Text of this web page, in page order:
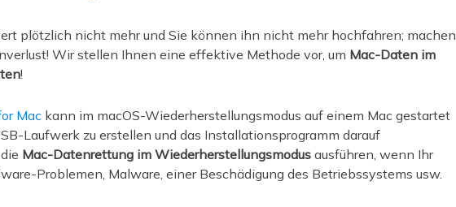
plötzlich nicht mehr und Sie können ihn nicht mehr hochfahren; machen
Wir stellen Ihnen eine effektive Methode vor, um Mac-Daten im
!
Mac kann im macOS-Wiederherstellungsmodus auf einem Mac gestartet
Laufwerk zu erstellen und das Installationsprogramm darauf
Mac-Datenrettung im Wiederherstellungsmodus ausführen, wenn Ihr
Problemen, Malware, einer Beschädigung des Betriebssystems usw.